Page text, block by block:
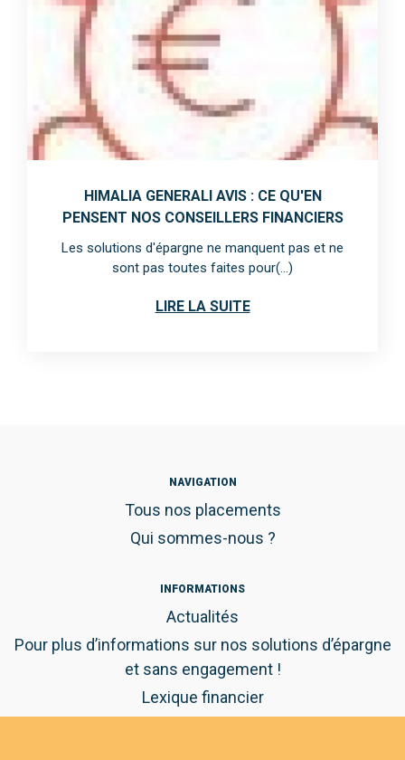
HIMALIA GENERALI AVIS : CE QU'EN
PENSENT NOS CONSEILLERS FINANCIERS
Les solutions d'épargne ne manquent pas et ne
sont pas toutes faites pour(...)
LIRE LA SUITE
NAVIGATION
Tous nos placements
Qui sommes-nous ?
INFORMATIONS
Actualités
Pour plus d’informations sur nos solutions d’épargne
et sans engagement !
Lexique financier